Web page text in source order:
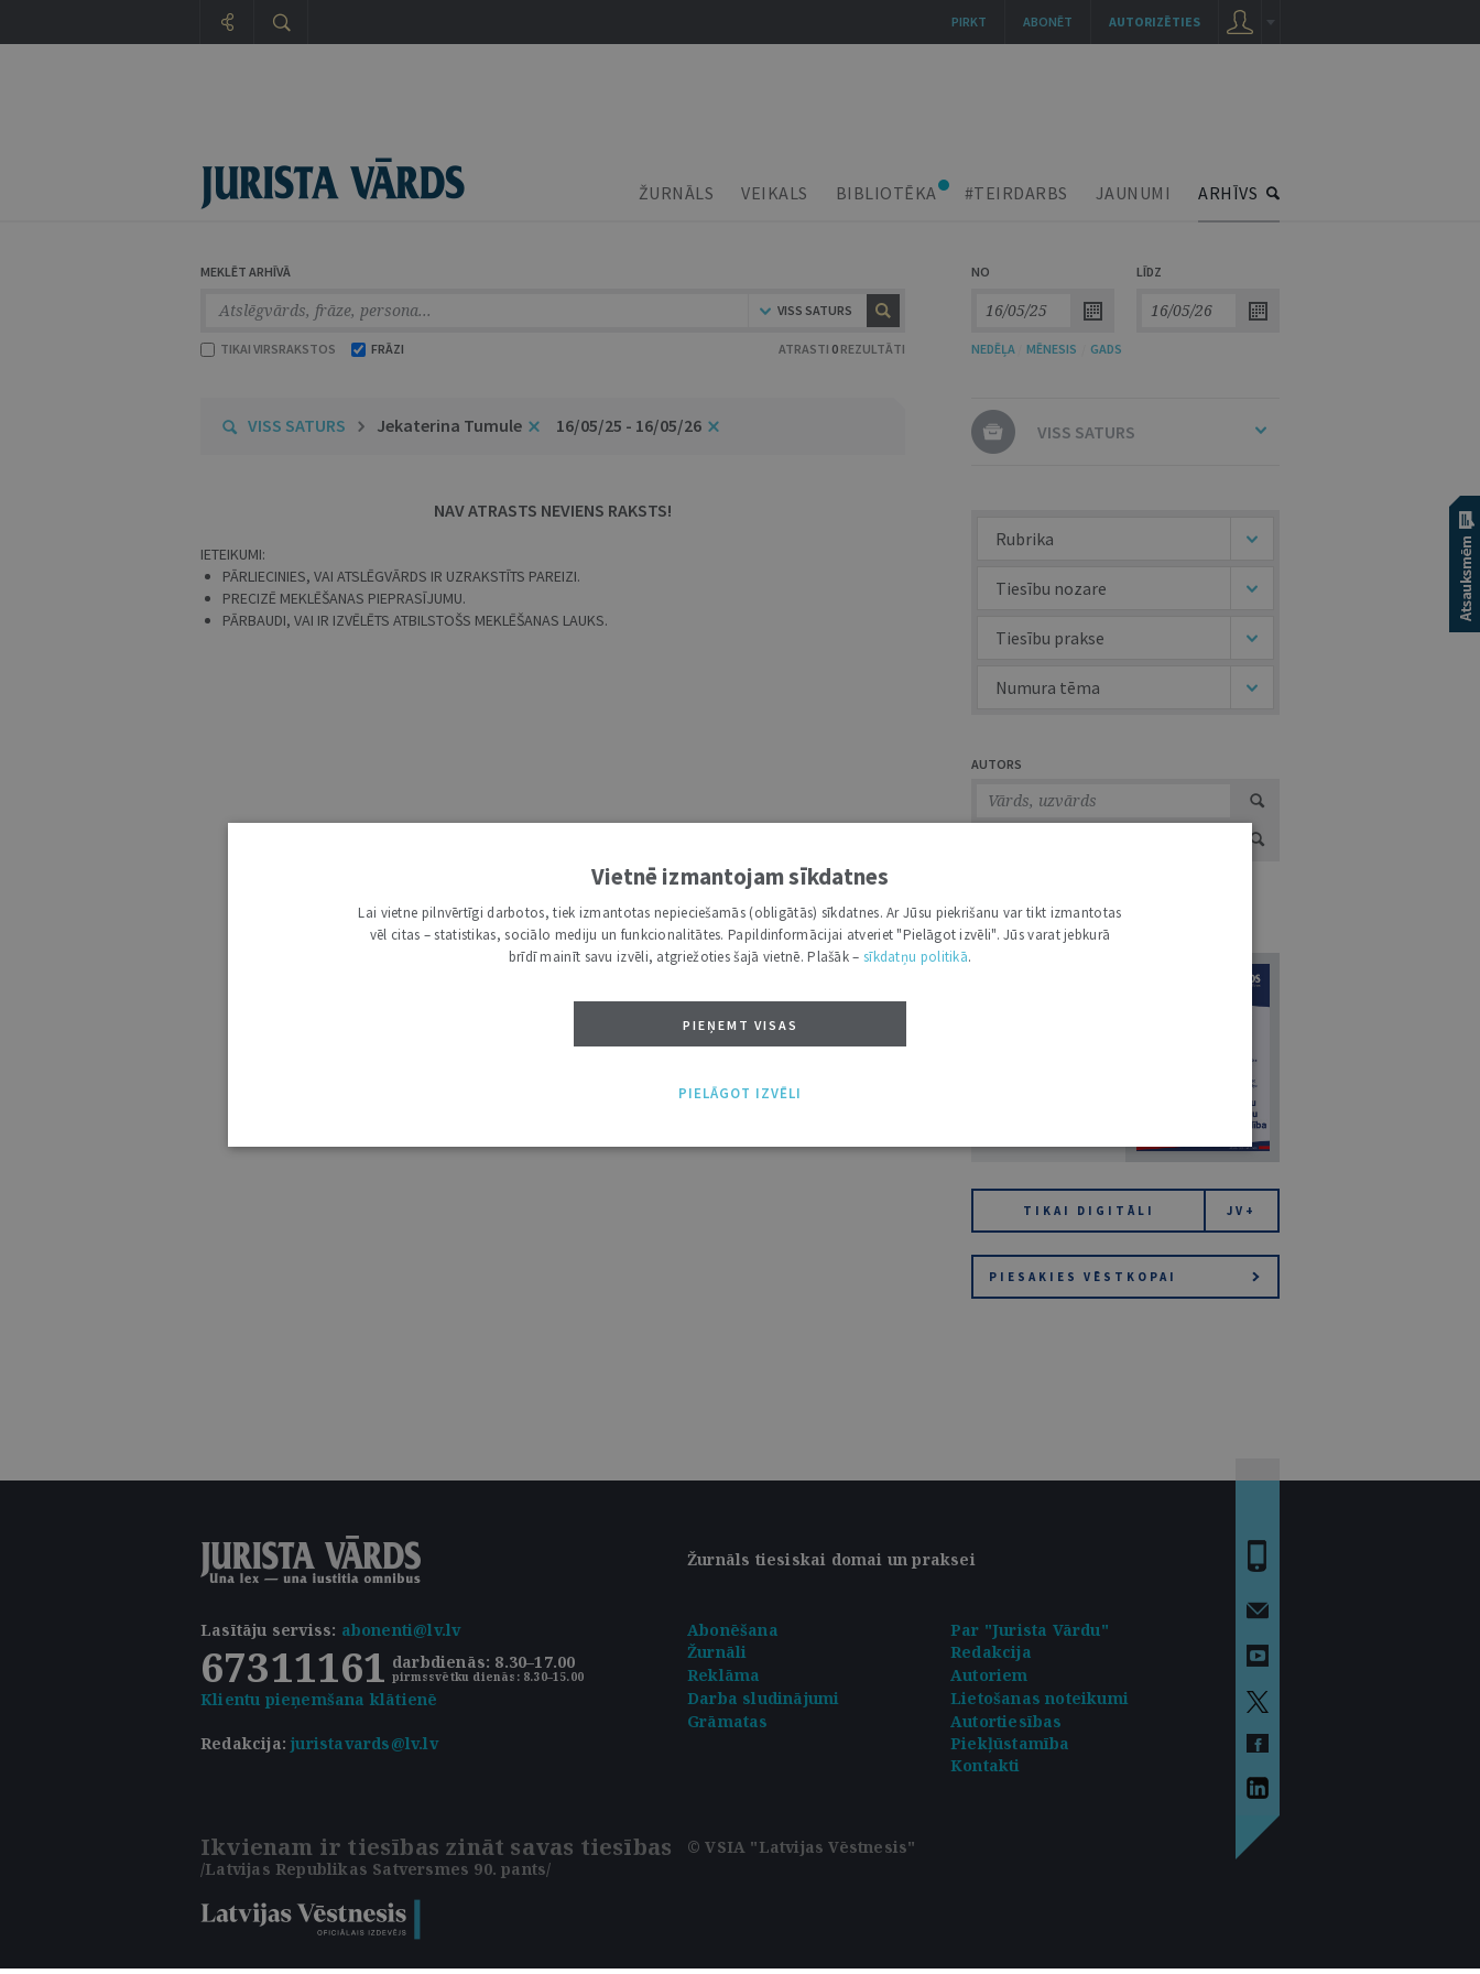
ŽURNĀLS VEIKALS BIBLIOTĒKA #TEIRDARBS JAUNUMI ARHĪVS
MEKLĒT ARHĪVĀ
VISS SATURS
TIKAI VIRSRAKSTOS FRĀZI ATRASTI 0 REZULTĀTI
NO LĪDZ
NEDĒĻA MĒNESIS GADS
VISS SATURS Jekaterina Tumule 16/05/25 - 16/05/26
NAV ATRASTS NEVIENS RAKSTS!
IETEIKUMI:
PĀRLIECINIES, VAI ATSLĒGVĀRDS IR UZRAKSTĪTS PAREIZI.
PRECIZĒ MEKLĒŠANAS PIEPRASĪJUMU.
PĀRBAUDI, VAI IR IZVĒLĒTS ATBILSTOŠS MEKLĒŠANAS LAUKS.
VISS SATURS
Rubrika
Tiesību nozare
Tiesību prakse
Numura tēma
AUTORS
ŽURNĀLU KATALOGS /
TIKAI DIGITĀLI JV+
PIESAKIES VĒSTKOPAI
Žurnāls tiesiskai domai un praksei
Lasītāju serviss: abonenti@lv.lv
67311161 darbdienās: 8.30–17.00
pirmssvētku dienās: 8.30–15.00
Klientu pieņemšana klātienē
Abonēšana
Par "Jurista Vārdu"
Žurnāli
Redakcija
Reklāma
Autoriem
Darba sludinājumi
Lietošanas noteikumi
Redakcija:juristavards@lv.lv
Grāmatas
Autortiesības
Piekļūstamība
Kontakti
Ikvienam ir tiesības zināt savas tiesības
/Latvijas Republikas Satversmes 90. pants/
© VSIA "Latvijas Vēstnesis"
AUTORIZĒTIES
ABONĒT
PIRKT
Vietnē izmantojam sīkdatnes
Lai vietne pilnvērtīgi darbotos, tiek izmantotas nepieciešamās (obligātās) sīkdatnes. Ar Jūsu piekrišanu var tikt izmantotas
vēl citas – statistikas, sociālo mediju un funkcionalitātes. Papildinformācijai atveriet "Pielāgot izvēli". Jūs varat jebkurā
brīdī mainīt savu izvēli, atgriežoties šajā vietnē. Plašāk – sīkdatņu politikā.
PIEŅEMT VISAS
PIELĀGOT IZVĒLI